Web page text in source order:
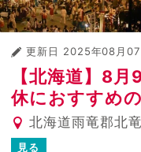
更新日 2025年08月07
【北海道】8
休におすすめ
北海道雨竜郡北
見る